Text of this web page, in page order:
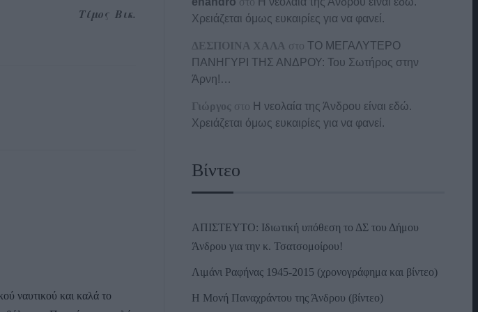
Τίμος Βικ.
ναυτικού και καλά το
Χρειάζεται όμως ευκαιρίες για να φανεί.
ΔΕΣΠΟΙΝΑ ΧΑΛΑ στοΤΟ ΜΕΓΑΛΥΤΕΡΟ
ΠΑΝΗΓΥΡΙ ΤΗΣ ΑΝΔΡΟΥ: Του Σωτήρος στην
Άρνη!…
Γιώργος στο Η νεολαία της Άνδρου είναι εδώ.
Χρειάζεται όμως ευκαιρίες για να φανεί.
Βίντεο
ΑΠΙΣΤΕΥΤΟ: Ιδιωτική υπόθεση το ΔΣ του Δήμου
Άνδρου για την κ. Τσατσομοίρου!
Λιμάνι Ραφήνας 1945-2015 (χρονογράφημα και βίντεο)
Η Μονή Παναχράντου της Άνδρου (βίντεο)